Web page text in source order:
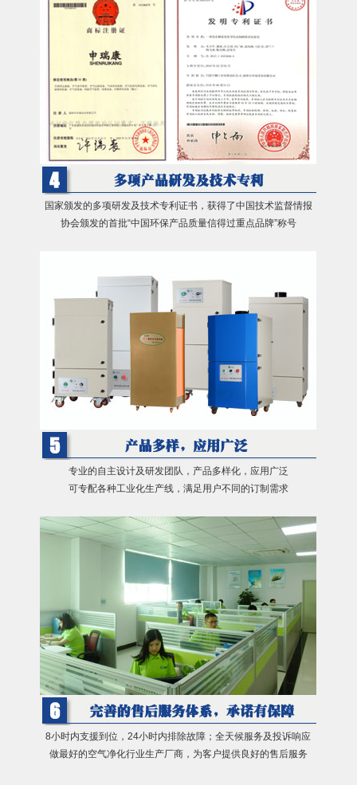
国家颁发的多项研发及技术专利证书，获得了中国技术监督情报
协会颁发的首批“中国环保产品质量信得过重点品牌”称号
专业的自主设计及研发团队，产品多样化，应用广泛
可专配各种工业化生产线，满足用户不同的订制需求
8小时内支援到位，24小时内排除故障；全天候服务及投诉响应
做最好的空气净化行业生产厂商，为客户提供良好的售后服务